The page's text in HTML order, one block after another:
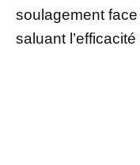
soulagement
saluant